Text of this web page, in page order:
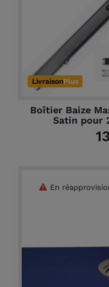
LivraisonPlus
Boîtier Baize
Satin pour
En